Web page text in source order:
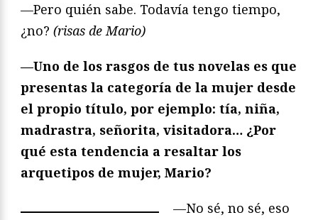
—Pero quién sabe. Todavía tengo tiempo,
¿no? (risas de Mario)
—Uno de los rasgos de tus novelas es que
presentas la categoría de la mujer desde
el propio título, por ejemplo: tía, niña,
madrastra, señorita, visitadora… ¿Por
qué esta tendencia a resaltar los
arquetipos de mujer, Mario?
—No sé, no sé, eso